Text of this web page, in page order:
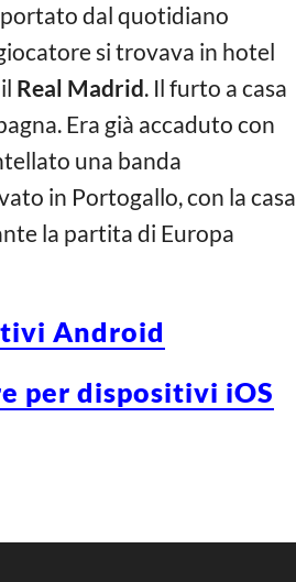
dal quotidiano
si trovava in hotel
Real Madrid. Il furto a casa
Era già accaduto con
una banda
in Portogallo, con la casa
la partita di Europa
Android
per dispositivi iOS